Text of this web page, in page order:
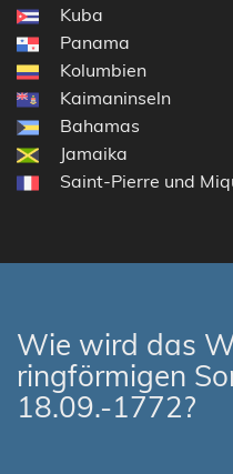
Kuba
Panama
Kolumbien
Kaimaninseln
Bahamas
Jamaika
Saint-Pierre und
Wie wird das
ringförmigen
18.09.-1772?